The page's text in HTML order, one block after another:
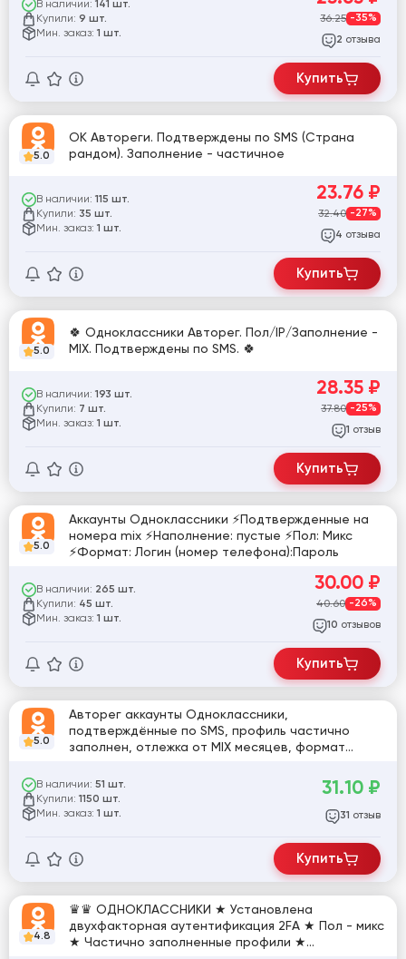
В наличии: 141 шт.
Купили: 9 шт.
Мин. заказ: 1 шт.
36.25 -35%
2 отзыва
Купить
5.0
OK Автореги. Подтверждены по SMS (Страна
рандом). Заполнение - частичное
В наличии: 115 шт.
Купили: 35 шт.
Мин. заказ: 1 шт.
23.76 ₽
32.40 -27%
4 отзыва
Купить
5.0
🍀 Одноклассники Авторег. Пол/IP/Заполнение -
MIX. Подтверждены по SMS. 🍀
В наличии: 193 шт.
Купили: 7 шт.
Мин. заказ: 1 шт.
28.35 ₽
37.80 -25%
1 отзыв
Купить
5.0
Аккаунты Одноклассники ⚡Подтвержденные на
номера mix ⚡Наполнение: пустые ⚡Пол: Микс
⚡Формат: Логин (номер телефона):Пароль
В наличии: 265 шт.
Купили: 45 шт.
Мин. заказ: 1 шт.
30.00 ₽
40.60 -26%
10 отзывов
Купить
5.0
Авторег аккаунты Одноклассники,
подтверждённые по SMS, профиль частично
заполнен, отлежка от MIX месяцев, формат
В наличии: 51 шт.
Купили: 1150 шт.
Мин. заказ: 1 шт.
31.10 ₽
31 отзыв
Купить
4.8
♛♛ ОДНОКЛАССНИКИ ★ Установлена
двухфакторная аутентификация 2FA ★ Пол - микс
★ Частично заполненные профили ★